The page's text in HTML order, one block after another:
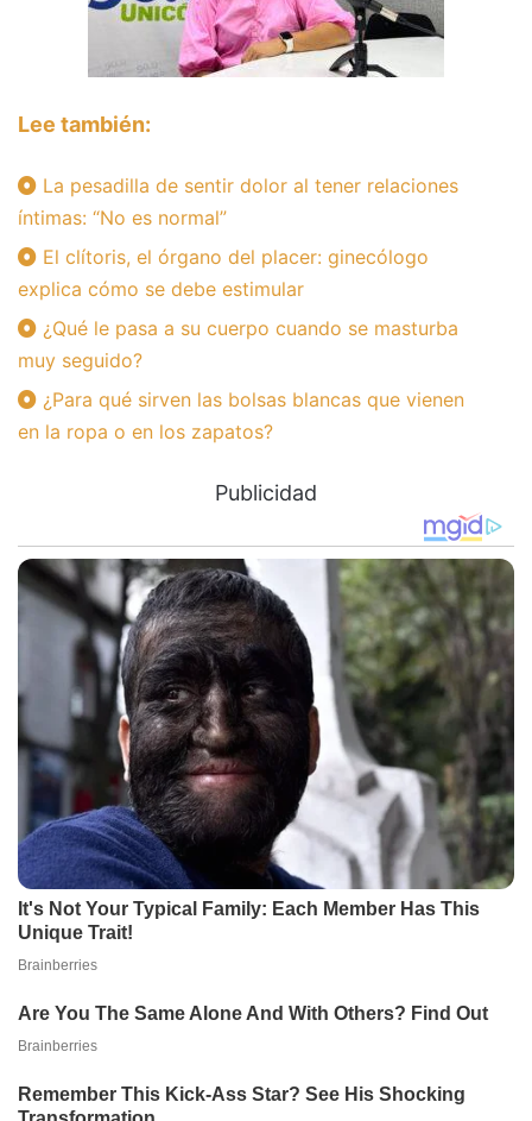
Lee también:
La pesadilla de sentir dolor al tener relaciones
íntimas: “No es normal”
El clítoris, el órgano del placer: ginecólogo
explica cómo se debe estimular
¿Qué le pasa a su cuerpo cuando se masturba
muy seguido?
¿Para qué sirven las bolsas blancas que vienen
en la ropa o en los zapatos?
Publicidad